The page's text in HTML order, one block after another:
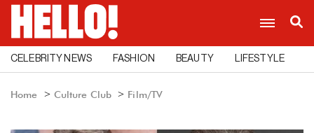
CELEBRITY NEWS FASHION BEAUTY LIFESTYLE
Home Culture Club Film/TV